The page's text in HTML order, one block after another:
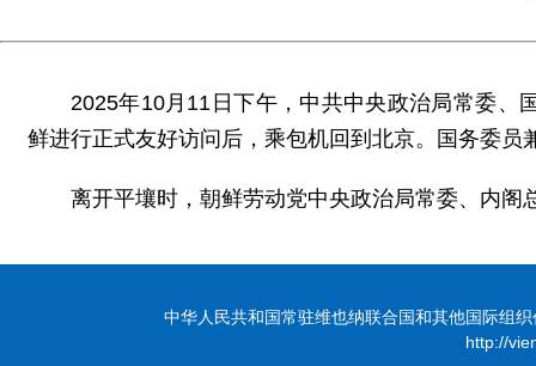
2025年10月11日下午，中共中央政治局常委、
鲜进行正式友好访问后，乘包机回到北京。国务委
离开平壤时，朝鲜劳动党中央政治局常委、内
中华人民共和国常驻维也纳联合国和其他国际组
http://